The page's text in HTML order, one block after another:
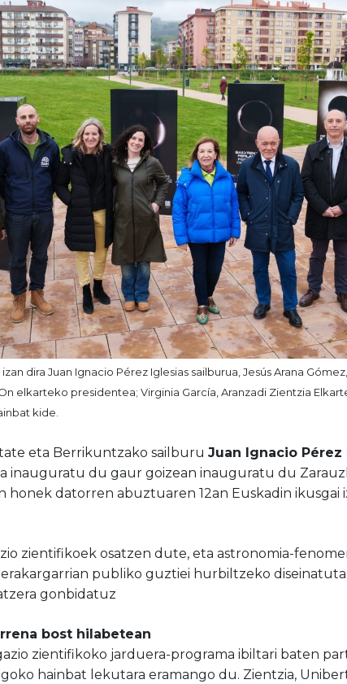
dira Juan Ignacio Pérez Iglesias sailburua, Jesús Arana
elkarteko presidentea; Virginia García, Aranzadi Zientzia
kide.
eta Berrikuntzako sailburuJuan Ignacio
inauguratu du gaur goizean inauguratu du
honek datorren abuztuaren 12an Euskadin ikusgai
zientifikoek osatzen dute, eta astronomia-
publiko guztiei hurbiltzeko
gonbidatuz
bost hilabetean
zientifikoko jarduera-programa ibiltari baten
hainbat lekutara eramango du. Zientzia,